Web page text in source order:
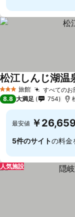
3 ホテルのランク
旅館 すべてのお
松江しんじ湖温
8.8 大満足 754
最安値 ￥
5件のサイトの料金
人気施設